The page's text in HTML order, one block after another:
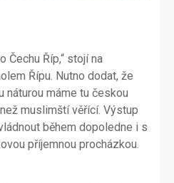
Čechu Říp,“ stojí na
Řípu. Nutno dodat, že
náturou máme tu českou
muslimští věřící. Výstup
během dopoledne i s
příjemnou procházkou.